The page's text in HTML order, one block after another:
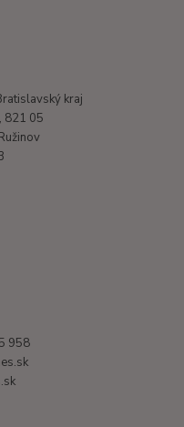
kraj
821 05
958